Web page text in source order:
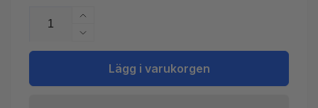
Öka
kvantitet
för
Azuro
Minska
kvantitet
Azuro
Lägg i varukorgen